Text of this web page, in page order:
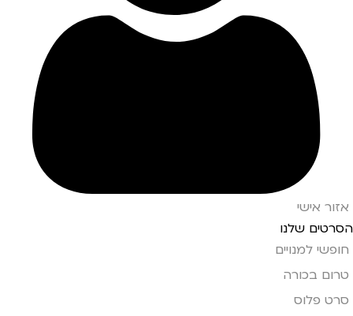
אזור אישי
הסרטים שלנו
חופשי למנויים
טרום בכורה
סרט פלוס